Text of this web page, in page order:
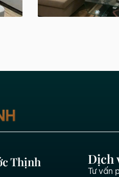
Thịnh Dịch
Tư vấn